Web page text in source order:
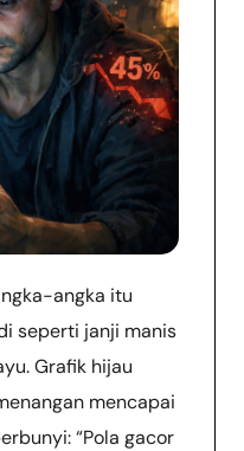
angka itu
seperti janji manis
Grafik hijau
mencapai
“Pola gacor